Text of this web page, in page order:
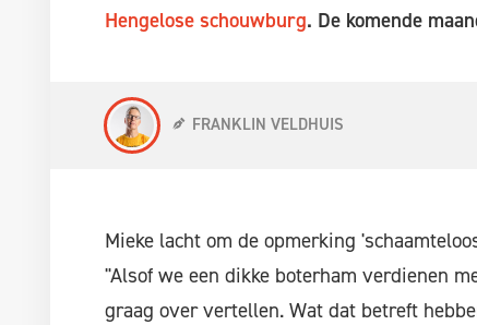
Hengelose schouwburg. De komende
FRANKLIN VELDHUIS
Mieke lacht om de opmerking
"Alsof we een dikke boterham verdienen
graag over vertellen. Wat dat betreft